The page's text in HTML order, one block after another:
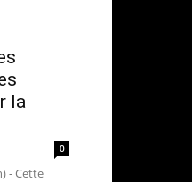
la
0
- Cette